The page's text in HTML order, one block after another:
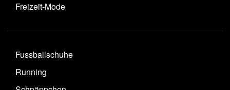
Freizeit-Mode
Fussballschuhe
Running